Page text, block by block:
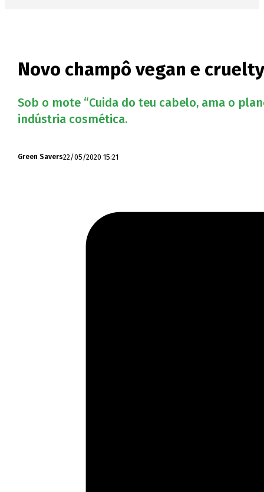
Novo champô vegan e
Sob o mote “Cuida do teu cabelo, ama o
indústria cosmética.
Green Savers22/05/2020 15:21